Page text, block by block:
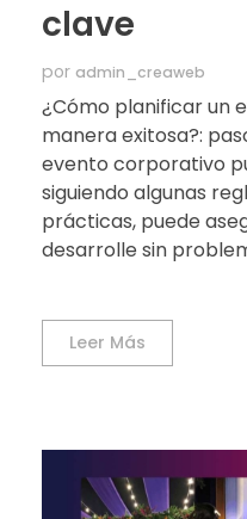
clave
por admin_creaweb
¿Cómo planificar un
manera exitosa?:
evento corporativo
siguiendo algunas
prácticas, puede
desarrolle sin
Leer Más